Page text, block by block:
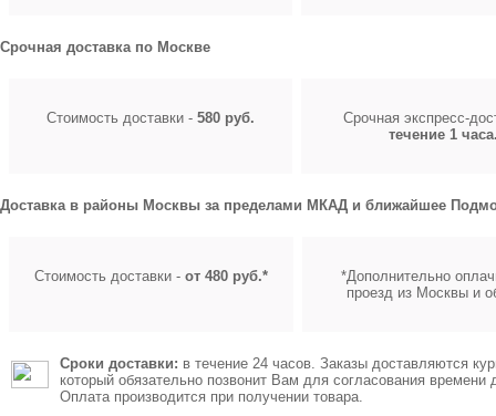
Срочная доставка по Москве
Стоимость доставки - 580 руб.
Срочная экспресс-
течение 1
Доставка в районы Москвы за пределами МКАД и ближайшее
Стоимость доставки - от 480 руб.*
*Дополнительно
проезд из Москвы и
Сроки доставки: в течение 24 часов. Заказы доставляются
который обязательно позвонит Вам для согласования времени
Оплата производится при получении товара.